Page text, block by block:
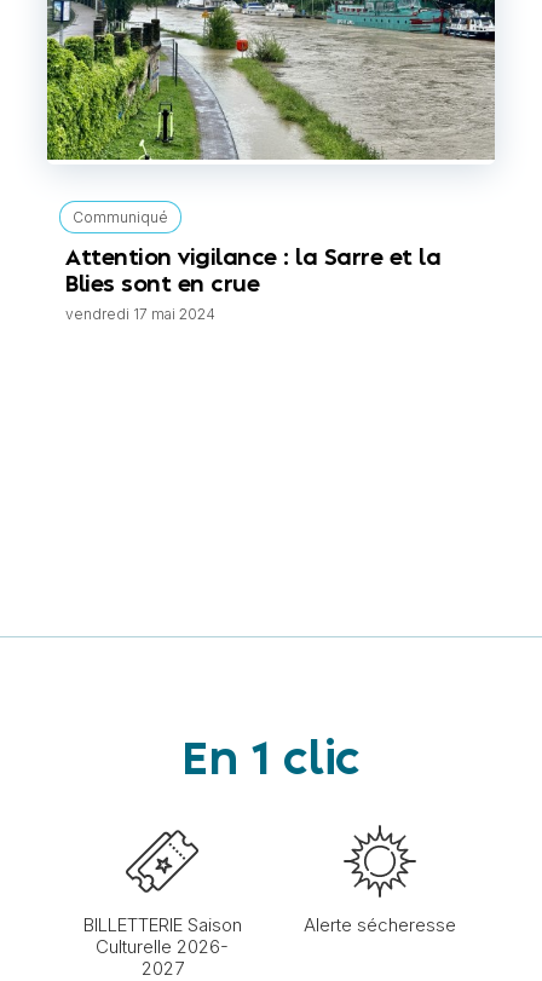
Communiqué
Attention vigilance : la Sarre et la
Blies sont en crue
vendredi 17 mai 2024
En 1 clic
BILLETTERIE Saison
Culturelle 2026-
2027
Alerte sécheresse